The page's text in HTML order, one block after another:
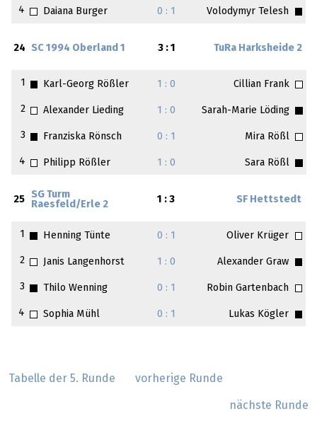
4 Daiana Burger 0 : 1 Volodymyr Telesh
24 SC 1994 Oberland 1 3 : 1 TuRa Harksheide 2
1 Karl-Georg Rößler 1 : 0 Cillian Frank
2 Alexander Lieding 1 : 0 Sarah-Marie Löding
3 Franziska Rönsch 0 : 1 Mira Rößl
4 Philipp Rößler 1 : 0 Sara Rößl
25
SG Turm
Raesfeld/Erle 2
1 : 3 SF Hettstedt
1 Henning Tünte 0 : 1 Oliver Krüger
2 Janis Langenhorst 1 : 0 Alexander Graw
3 Thilo Wenning 0 : 1 Robin Gartenbach
4 Sophia Mühl 0 : 1 Lukas Kögler
Tabelle der 5. Runde vorherige Runde
nächste Runde